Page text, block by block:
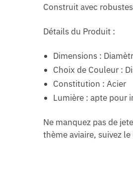
Construit avec
Détails du Produit :
Dimensions :
Choix de Couleur :
Constitution : Acier
Lumière : apte pour
Ne manquez pas de
thème aviaire, suivez le